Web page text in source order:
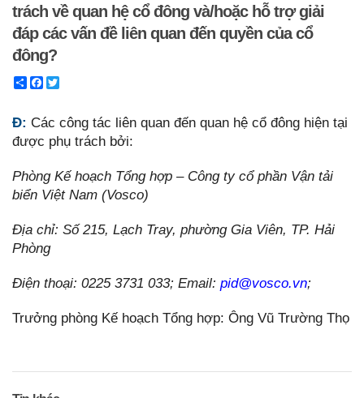
trách về quan hệ cổ đông và/hoặc hỗ trợ giải
đáp các vấn đề liên quan đến quyền của cổ
đông?
ShareFacebook
Đ: Các công tác liên quan đến quan hệ cổ đông hiện tại
được phụ trách bởi:
Phòng Kế hoạch Tổng hợp – Công ty cổ phần Vận tải
biển Việt Nam (Vosco)
Địa chỉ: Số 215, Lạch Tray, phường Gia Viên, TP. Hải
Phòng
Điện thoại: 0225 3731 033; Email: pid@vosco.vn;
Trưởng phòng Kế hoạch Tổng hợp: Ông Vũ Trường Thọ